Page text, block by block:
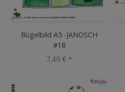
Bügelbild A5 -JANOSCH
#18
7,49 € *